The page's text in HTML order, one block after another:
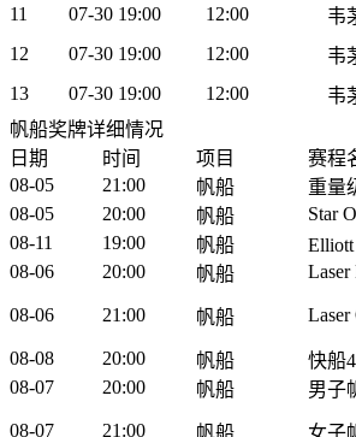
11
07-30 19:00 12:00 韦
12
07-30 19:00 12:00 韦
13
07-30 19:00 12:00 韦
14
07-30 19:00
15
07-30 19:00 12:00 韦
16
07-31 19:00 12:00 韦
17
07-31 19:00 12:00 韦
18
07-31 19:00 12:00 韦
19
07-31 19:00 12:00 韦
20
07-31 19:00 12:00 韦
21 07-31 19:00 12:00 韦
22 07-31 19:00 12:00 韦
帆船奖牌详细情况
日期
时间 项目 赛程
08-05
21:00 帆船 重量
08-05
20:00 帆船 Star
08-11
19:00 帆船
08-06
20:00 帆船 Laser
08-06
21:00 帆船 Laser
08-08
20:00 帆船 快船
08-07
20:00 帆船 男子
08-07
21:00 帆船 女子